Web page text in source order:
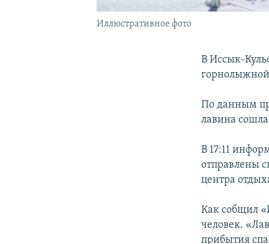
Иллюстративное фото
В Иссык-
горнолыжной
По данным
лавина
В 17:11
отправлены
центра
Как собщил
человек.
прибытия